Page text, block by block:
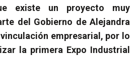
existe un proyecto muy
del Gobierno de Alejandra
empresarial, por lo
la primera Expo Industrial